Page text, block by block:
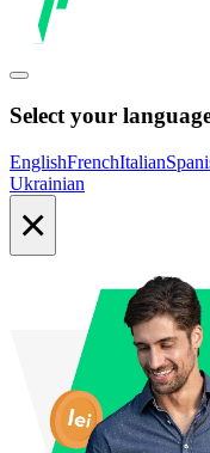
Select your
EnglishFrenchItalian
Ukrainian
×